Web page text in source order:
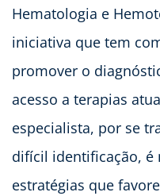
Hematologia e
iniciativa que tem
promover o
acesso a terapias
especialista, por se
difícil identificação, é
estratégias que